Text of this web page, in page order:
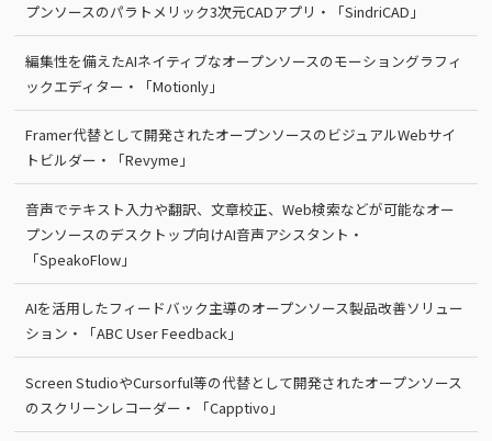
プンソースのパラトメリック3次元CADアプリ・「SindriCAD」
編集性を備えたAIネイティブなオープンソースのモーショングラフィ
ックエディター・「Motionly」
Framer代替として開発されたオープンソースのビジュアルWebサイ
トビルダー・「Revyme」
音声でテキスト入力や翻訳、文章校正、Web検索などが可能なオー
プンソースのデスクトップ向けAI音声アシスタント・
「SpeakoFlow」
AIを活用したフィードバック主導のオープンソース製品改善ソリュー
ション・「ABC User Feedback」
Screen StudioやCursorful等の代替として開発されたオープンソース
のスクリーンレコーダー・「Capptivo」